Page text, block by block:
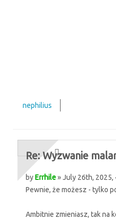
nephilius
Re: Wyzwanie
byErrhile» July 26th, 2025,
Pewnie, że możesz - tylko
Ambitnie zmieniasz, tak na